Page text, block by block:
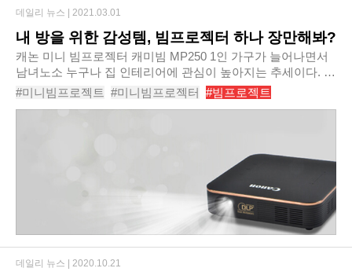
내 방을 위한 감성템, 빔프로젝터 하나 장만해봐?
캐논 미니 빔프로젝터 캐미빔 MP250 1인 가구가 늘어나면서
남녀노소 누구나 집 인테리어에 관심이 높아지는 추세이다. 자
취생들이 비싼 가구점에서 가구를 구매하기에는 부담스러울
것이다. 하지만 최근 이케아, 모던하우스처..
#미니빔프로젝트 #미니빔프로젝터 #빔프로젝트
#가정용빔프로젝터 #스마트빔 #가성비좋은빔프로젝터
데일리 뉴스 | 2021.03.01
데일리 뉴스 | 2020.10.21